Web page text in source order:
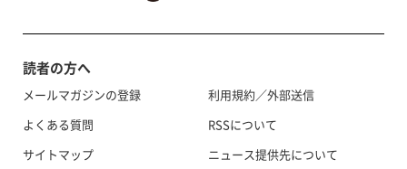
読者の方へ
メールマガジンの登録
よくある質問
サイトマップ
利用規約／外部送信
RSSについて
ニュース提供先について